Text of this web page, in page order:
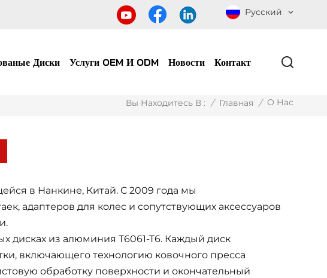
Русский
Диски Услуги OEM И ODM Новости Контакт
Вы Находитесь В : / Главная / О Нас
в Нанкине, Китай. С 2009 года мы
адаптеров для колес и сопутствующих аксессуаров
дисках из алюминия T6061-T6. Каждый диск
включающего технологию ковочного пресса
обработку поверхности и окончательный